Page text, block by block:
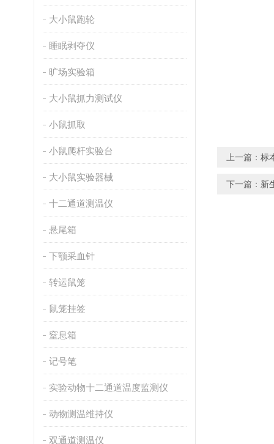
大小鼠跑轮
睡眠剥夺仪
旷场实验箱
大小鼠抓力测试仪
小鼠抓取
小鼠爬杆实验台
大小鼠实验器械
十二通道测温仪
悬尾箱
下颚采血针
转运鼠笼
鼠笼挂签
窒息箱
记号笔
实验动物十二通道温度监测仪
动物测温维持仪
双通道测温仪
上一篇： 标
下一篇： 新